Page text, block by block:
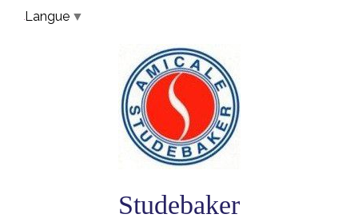
Studebaker
Langue ▼